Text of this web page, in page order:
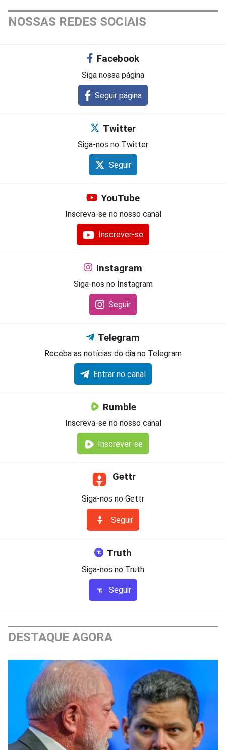
NOSSAS REDES SOCIAIS
Facebook
Siga nossa página
Seguir página
Twitter
Siga-nos no Twitter
Seguir
YouTube
Inscreva-se no nosso canal
Inscrever-se
Instagram
Siga-nos no Instagram
Seguir
Telegram
Receba as notícias do dia no Telegram
Entrar no canal
Rumble
Inscreva-se no nosso canal
Inscrever-se
Gettr
Siga-nos no Gettr
Seguir
Truth
Siga-nos no Truth
Seguir
DESTAQUE AGORA